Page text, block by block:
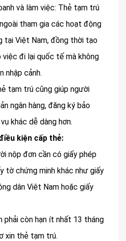
và làm việc: Thẻ tạm trú
tham gia các hoạt động
tại Việt Nam, đồng thời tạo
việc đi lại quốc tế mà không
nhập cảnh.
tạm trú cũng giúp người
ngân hàng, đăng ký bảo
khác dễ dàng hơn.
kiện cấp thẻ:
nộp đơn cần có giấy phép
tờ chứng minh khác như giấy
dân Việt Nam hoặc giấy
phải còn hạn ít nhất 13 tháng
xin thẻ tạm trú.